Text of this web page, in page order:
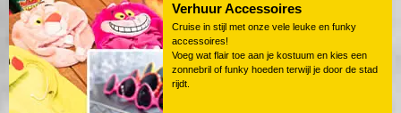
Verhuur Accessoires
Cruise in stijl met onze vele leuke en funky
accessoires!
Voeg wat flair toe aan je kostuum en kies een
zonnebril of funky hoeden terwijl je door de stad
rijdt.